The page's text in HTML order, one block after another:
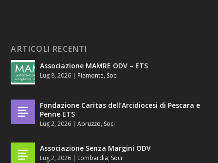
ARTICOLI RECENTI
Associazione MAMRE ODV – ETS
Lug 8, 2026 | Piemonte, Soci
Fondazione Caritas dell’Arcidiocesi di Pescara e
Penne ETS
Lug 2, 2026 |Abruzzo, Soci
Associazione Senza Margini ODV
Lug 2, 2026 | Lombardia, Soci